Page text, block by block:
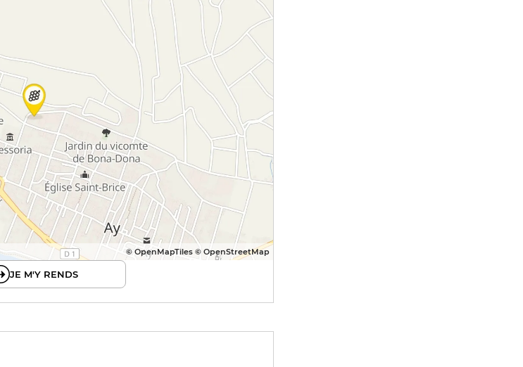
© OpenMapTiles © OpenStreetMap
JE M'Y RENDS